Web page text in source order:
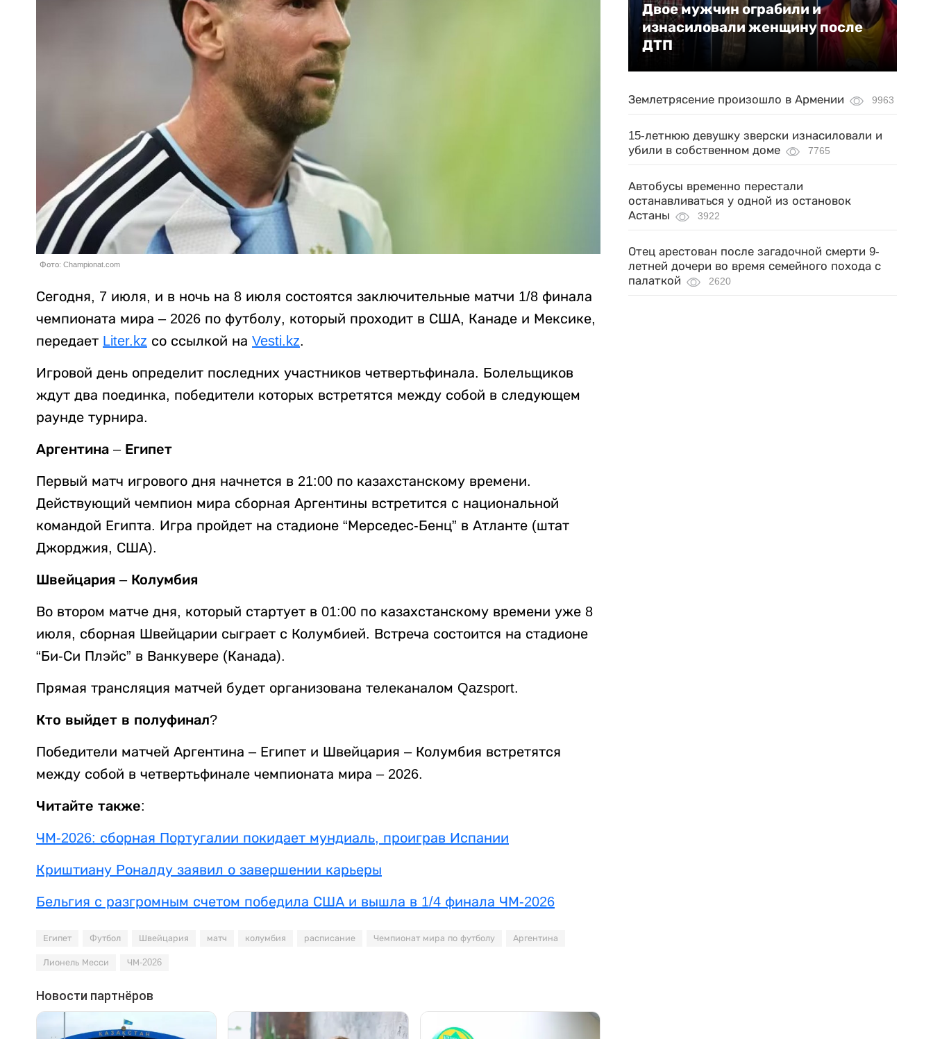
Фото: Championat.com
Сегодня, 7 июля, и в ночь на 8 июля состоятся заключительные матчи 1/8 финала
чемпионата мира – 2026 по футболу, который проходит в США, Канаде и Мексике,
передает Liter.kz со ссылкой на Vesti.kz.
Игровой день определит последних участников четвертьфинала. Болельщиков
ждут два поединка, победители которых встретятся между собой в следующем
раунде турнира.
Аргентина – Египет
Первый матч игрового дня начнется в 21:00 по казахстанскому времени.
Действующий чемпион мира сборная Аргентины встретится с национальной
командой Египта. Игра пройдет на стадионе “Мерседес-Бенц” в Атланте (штат
Джорджия, США).
Швейцария – Колумбия
Во втором матче дня, который стартует в 01:00 по казахстанскому времени уже 8
июля, сборная Швейцарии сыграет с Колумбией. Встреча состоится на стадионе
“Би-Си Плэйс” в Ванкувере (Канада).
Прямая трансляция матчей будет организована телеканалом Qazsport.
Кто выйдет в полуфинал?
Победители матчей Аргентина – Египет и Швейцария – Колумбия встретятся
между собой в четвертьфинале чемпионата мира – 2026.
Читайте также:
ЧМ-2026: сборная Португалии покидает мундиаль, проиграв Испании
Криштиану Роналду заявил о завершении карьеры
Бельгия с разгромным счетом победила США и вышла в 1/4 финала ЧМ-2026
Египет Футбол Швейцария матч колумбия расписание Чемпионат мира по футболу Аргентина
Лионель Месси ЧМ-2026
Двое мужчин ограбили и
изнасиловали женщину после
ДТП
Землетрясение произошло в Армении 9963
15-летнюю девушку зверски изнасиловали и
убили в собственном доме
7765
Автобусы временно перестали
останавливаться у одной из остановок
Астаны
3922
Отец арестован после загадочной смерти 9-
летней дочери во время семейного похода с
палаткой
2620